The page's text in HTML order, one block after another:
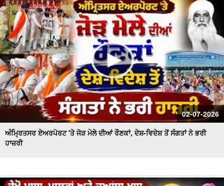
02-07-2026
ਅੰਮ੍ਰਿਤਸਰ ਏਅਰਪੋਰਟ 'ਤੇ ਜੋੜ ਮੇਲੇ ਦੀਆਂ ਰੌਣਕਾਂ, ਦੇਸ਼-ਵਿਦੇਸ਼ ਤੋਂ ਸੰਗਤਾਂ ਨੇ ਭਰੀ
ਹਾਜ਼ਰੀ